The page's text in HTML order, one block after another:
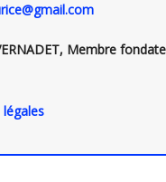
Membre